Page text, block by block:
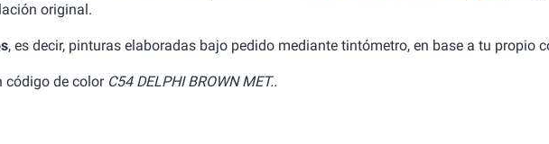
original.
, es decir, pinturas elaboradas bajo pedido mediante tintómetro, en base a tu propio
código de color C54 DELPHI BROWN MET..